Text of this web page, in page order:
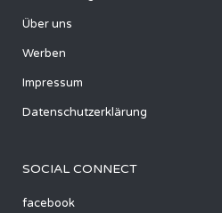
Über uns
Werben
Impressum
Datenschutzerklärung
SOCIAL CONNECT
facebook